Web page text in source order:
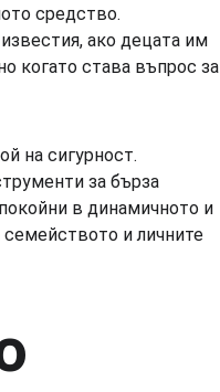
средство.
ако децата им
когато става въпрос за
на сигурност.
за бърза
в динамичното и
и личните